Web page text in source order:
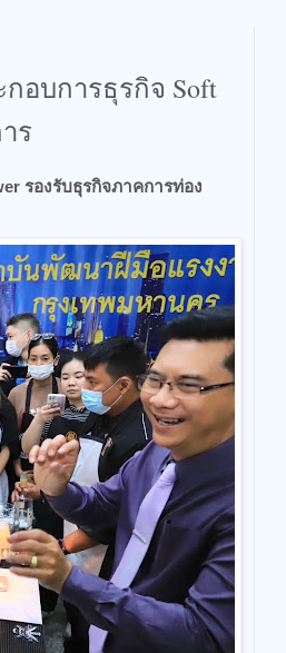
อบการธุรกิจ Soft
ร
รองรับธุรกิจภาคการท่อง